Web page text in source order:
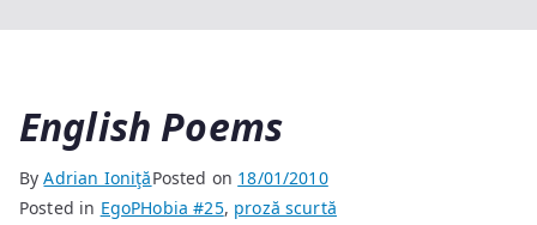
English Poems
ByAdrian IoniţăPosted on 18/01/2010
Posted in EgoPHobia #25, proză scurtă